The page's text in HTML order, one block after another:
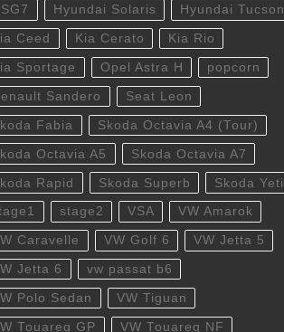
Hyundai Solaris Hyundai Tucson
Ceed Kia Cerato Kia Rio
Sportage Opel Astra H popcorn
Sandero Seat Leon
Fabia Skoda Octavia A4 (Tour)
Octavia A5 Skoda Octavia A7
Rapid Skoda Superb Skoda Yeti
stage2 VSA VW Amarok
Caravelle VW Golf 6 VW Jetta 5
Jetta 6 vw passat b6
Polo Sedan VW Tiguan
Touareg GP VW Touareg NF